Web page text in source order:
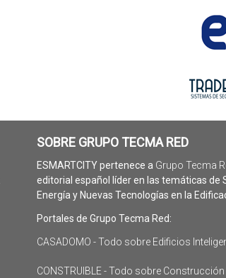
SOBRE GRUPO TECMA RED
ESMARTCITY pertenece a Grupo Tecma
editorial español líder en las temáticas de
Energía y Nuevas Tecnologías en la
Portales de Grupo Tecma Red:
CASADOMO - Todo sobre Edificios
CONSTRUIBLE - Todo sobre